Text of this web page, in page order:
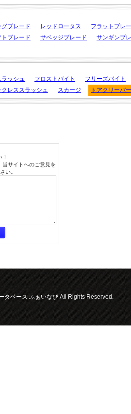
ブレード レッドロータス
フラットブレ
トブレード サベッジブレード
サンギンブ
ッシュ フロストバイト
フリーズバイト
クレススラッシュ スカージ トアクリーバー
当サイトへのご意見を
い。
タベース ふぁいなび All Rights Reserved.